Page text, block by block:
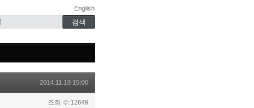
English
2014.11.18 15:00
조회 수:12649